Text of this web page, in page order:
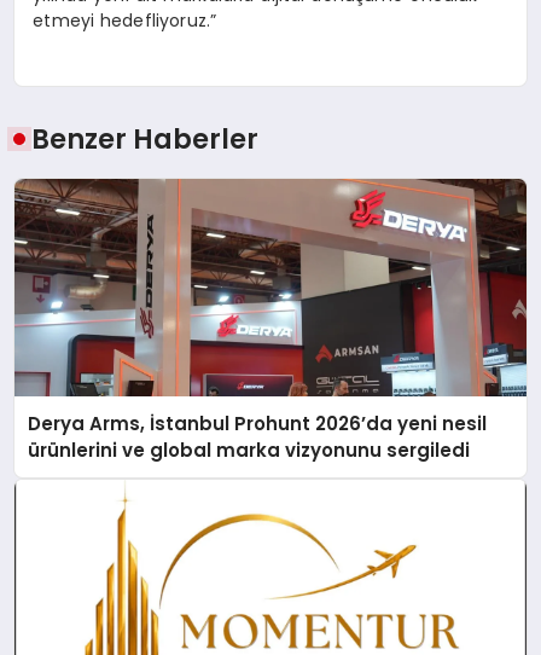
etmeyi hedefliyoruz.”
Benzer Haberler
Derya Arms, İstanbul Prohunt 2026’da yeni nesil
ürünlerini ve global marka vizyonunu sergiledi